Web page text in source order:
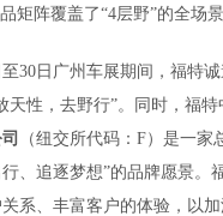
矩阵覆盖了“4层野”的全
至30日广州车展期间，福特
天性，去野行”。同时，福
（纽交所代码：F）是一
、追逐梦想”的品牌愿景。
系、丰富客户的体验，以